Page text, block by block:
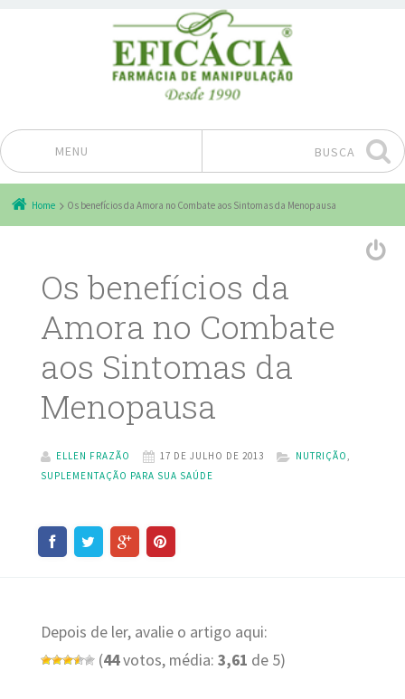
MENU
Pular para o conteúdo
BUSCA
Home Os benefícios da Amora no Combate aos Sintomas da Menopausa
Os benefícios da
Amora no Combate
aos Sintomas da
Menopausa
ELLEN FRAZÃO 17 DE JULHO DE 2013 NUTRIÇÃO,
SUPLEMENTAÇÃO PARA SUA SAÚDE
Depois de ler, avalie o artigo aqui:
(44votos, média: 3,61 de 5)